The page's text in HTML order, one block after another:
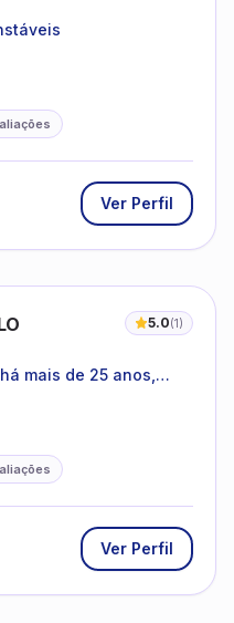
Ver Perfil
5.0(1)
mais de 25 anos,
em
Ver Perfil